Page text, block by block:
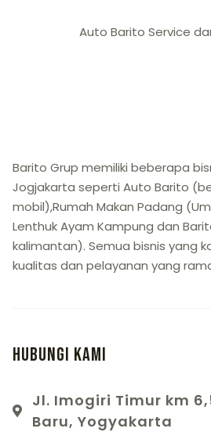
Auto Barito Service
Barito Grup memiliki beberapa
Jogjakarta seperti Auto Barito
mobil),Rumah Makan Padang
Lenthuk Ayam Kampung dan
kalimantan). Semua bisnis yang
kualitas dan pelayanan yang
Hubungi Kami
Jl. Imogiri Timur km
Baru, Yogyakarta